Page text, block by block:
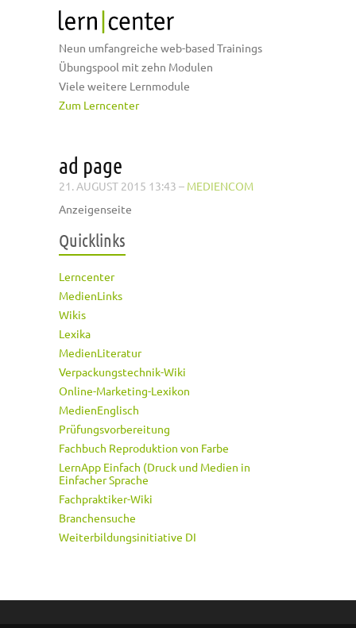
Neun umfangreiche web-based Trainings
Übungspool mit zehn Modulen
Viele weitere Lernmodule
Zum Lerncenter
ad page
21. AUGUST 2015 13:43 – MEDIENCOM
Anzeigenseite
Quicklinks
Lerncenter
MedienLinks
Wikis
Lexika
MedienLiteratur
Verpackungstechnik-Wiki
Online-Marketing-Lexikon
MedienEnglisch
Prüfungsvorbereitung
Fachbuch Reproduktion von Farbe
LernApp Einfach (Druck und Medien in
Einfacher Sprache
Fachpraktiker-Wiki
Branchensuche
Weiterbildungsinitiative DI